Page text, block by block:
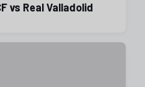
vs Real Valladolid